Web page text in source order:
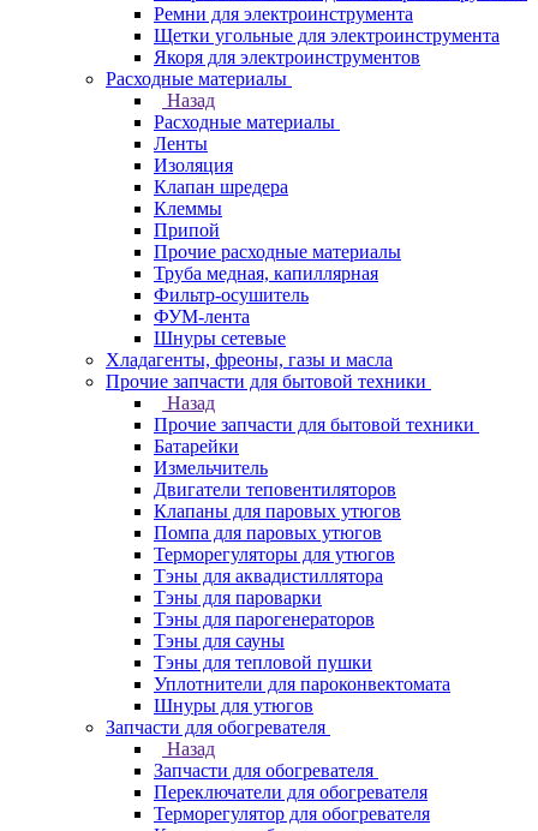
Ремни для электроинструмента
Щетки угольные для электроинструмента
Якоря для электроинструментов
Расходные материалы
Назад
Расходные материалы
Ленты
Изоляция
Клапан шредера
Клеммы
Припой
Прочие расходные материалы
Труба медная, капиллярная
Фильтр-осушитель
ФУМ-лента
Шнуры сетевые
Хладагенты, фреоны, газы и масла
Прочие запчасти для бытовой техники
Назад
Прочие запчасти для бытовой техники
Батарейки
Измельчитель
Двигатели теповентиляторов
Клапаны для паровых утюгов
Помпа для паровых утюгов
Терморегуляторы для утюгов
Тэны для аквадистиллятора
Тэны для пароварки
Тэны для парогенераторов
Тэны для сауны
Тэны для тепловой пушки
Уплотнители для пароконвектомата
Шнуры для утюгов
Запчасти для обогревателя
Назад
Запчасти для обогревателя
Переключатели для обогревателя
Терморегулятор для обогревателя